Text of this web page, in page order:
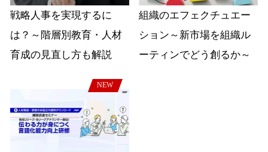
戦略人事を実現するに
は？～階層別教育・人材
育成の見直し方も解説
組織のエフェクチュエー
ション～新市場を組織ル
ーティンでどう創るか～
NEW